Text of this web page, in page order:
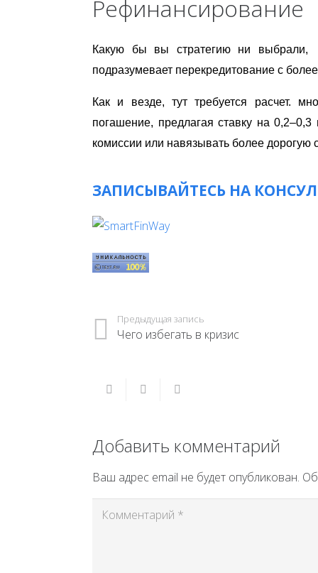
Рефинансирование
Какую бы вы стратегию ни выбрали,
подразумевает перекредитование с
Как и везде, тут требуется расчет.
погашение, предлагая ставку на
комиссии или навязывать более дорогую
ЗАПИСЫВАЙТЕСЬ НА
Предыдущая запись
Чего избегать в кризис
Добавить комментарий
Ваш адрес email не будет опубликован.